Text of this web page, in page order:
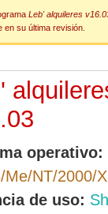
Leb' alquileres
en su última revisión.
operativo:
Me/NT/2000/
de uso: